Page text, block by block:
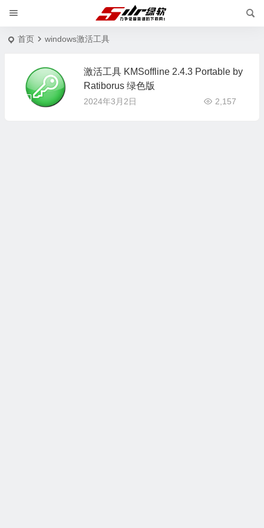
首页 windows激活工具
激活工具 KMSoffline 2.4.3 Portable by
Ratiborus 绿色版
2024年3月2日 2,157